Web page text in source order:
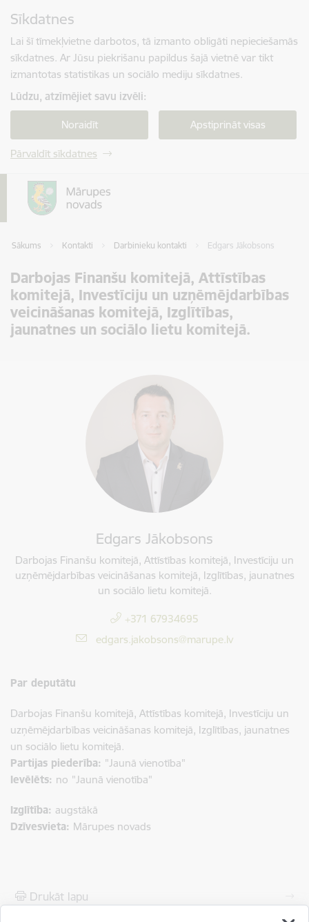
Sīkdatnes
Lai šī tīmekļvietne darbotos, tā izmanto obligāti nepieciešamās
sīkdatnes. Ar Jūsu piekrišanu papildus šajā vietnē var tikt
izmantotas statistikas un sociālo mediju sīkdatnes.
Lūdzu, atzīmējiet savu izvēli:
Noraidīt Apstiprināt visas
Pārvaldīt sīkdatnes
Sākums Kontakti Darbinieku kontakti Edgars Jākobsons
Darbojas Finanšu komitejā, Attīstības
komitejā, Investīciju un uzņēmējdarbības
veicināšanas komitejā, Izglītības,
jaunatnes un sociālo lietu komitejā.
Edgars Jākobsons
Darbojas Finanšu komitejā, Attīstības komitejā, Investīciju un
uzņēmējdarbības veicināšanas komitejā, Izglītības, jaunatnes
un sociālo lietu komitejā.
+371 67934695
E-pasts:
edgars.jakobsons@marupe.lv
Par deputātu
Darbojas Finanšu komitejā, Attīstības komitejā, Investīciju un
uzņēmējdarbības veicināšanas komitejā, Izglītības, jaunatnes
un sociālo lietu komitejā.
Partijas piederība: "Jaunā vienotība"
Ievēlēts: no "Jaunā vienotība"
Izglītība: augstākā
Dzīvesvieta: Mārupes novads
Drukāt lapu